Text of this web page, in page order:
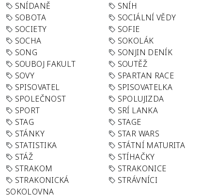
SNÍDANĚ
SNÍH
SOBOTA
SOCIÁLNÍ VĚDY
SOCIETY
SOFIE
SOCHA
SOKOLÁK
SONG
SONJIN DENÍK
SOUBOJ FAKULT
SOUTĚŽ
SOVY
SPARTAN RACE
SPISOVATEL
SPISOVATELKA
SPOLEČNOST
SPOLUJIZDA
SPORT
SRÍ LANKA
STAG
STAGE
STÁNKY
STAR WARS
STATISTIKA
STÁTNÍ MATURITA
STÁŽ
STÍHAČKY
STRAKOM
STRAKONICE
STRAKONICKÁ
SOKOLOVNA
STRÁVNÍCI